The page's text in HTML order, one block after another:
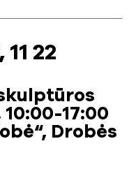
22
17:00
Drobės